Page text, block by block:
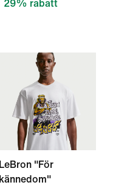
29% rabatt
LeBron "För
kännedom"